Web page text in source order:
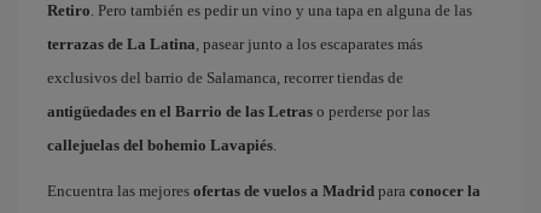
Retiro. Pero también es pedir un vino y una tapa en alguna de las
terrazas de La Latina, pasear junto a los escaparates más
exclusivos del barrio de Salamanca, recorrer tiendas de
antigüedades en el Barrio de las Letras o perderse por las
callejuelas del bohemio Lavapiés.
Encuentra las mejores ofertas de vuelos a Madrid para conocer la